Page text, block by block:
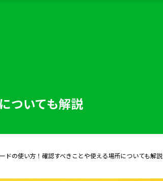
ついても解説
ドの使い方！確認すべきことや使える場所についても解説